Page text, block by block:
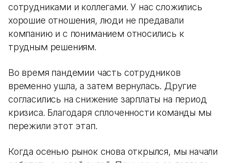
сотрудниками и коллегами. У нас сложились
хорошие отношения, люди не предавали
компанию и с пониманием относились к
трудным решениям.
Во время пандемии часть сотрудников
временно ушла, а затем вернулась. Другие
согласились на снижение зарплаты на период
кризиса. Благодаря сплоченности команды мы
пережили этот этап.
Когда осенью рынок снова открылся, мы начали